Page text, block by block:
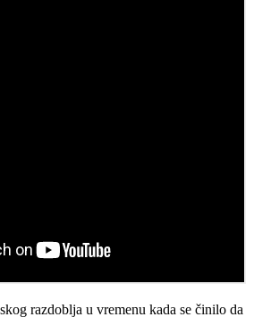
razdoblja u vremenu kada se činilo da